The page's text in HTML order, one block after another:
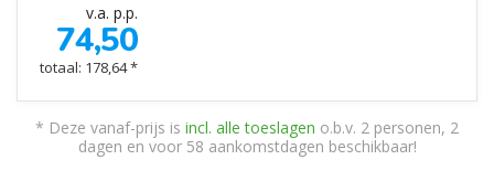
v.a. p.p.
74,50
totaal: 178,64 *
* Deze vanaf-prijs is incl. alle toeslagen o.b.v. 2 personen, 2
dagen en voor 58 aankomstdagen beschikbaar!